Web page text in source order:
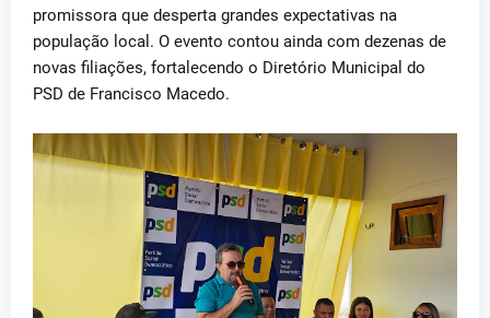
promissora que desperta grandes expectativas na
população local. O evento contou ainda com dezenas de
novas filiações, fortalecendo o Diretório Municipal do
PSD de Francisco Macedo.